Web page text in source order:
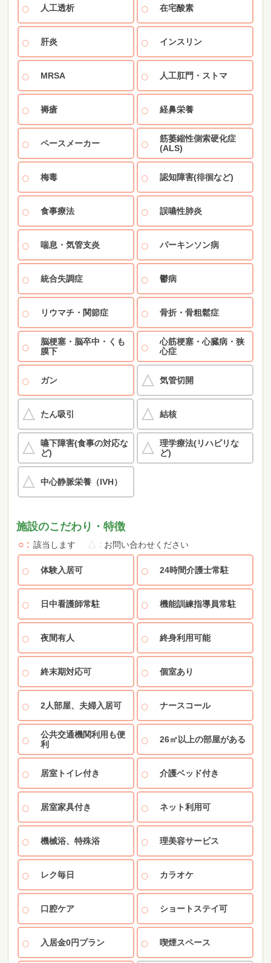
人工透析 在宅酸素
肝炎 インスリン
MRSA 人工肛門・ストマ
褥瘡 経鼻栄養
ペースメーカー
筋萎縮性側索硬化症
(ALS)
梅毒 認知障害(徘徊など)
食事療法 誤嚥性肺炎
喘息・気管支炎 パーキンソン病
統合失調症 鬱病
リウマチ・関節症 骨折・骨粗鬆症
脳梗塞・脳卒中・くも
膜下
心筋梗塞・心臓病・狭
心症
ガン 気管切開
たん吸引 結核
嚥下障害(食事の対応な
ど)
理学療法(リハビリな
ど)
中心静脈栄養（IVH）
施設のこだわり・特徴
○ 該当します △ お問い合わせください
体験入居可 24時間介護士常駐
日中看護師常駐 機能訓練指導員常駐
夜間有人 終身利用可能
終末期対応可 個室あり
2人部屋、夫婦入居可 ナースコール
公共交通機関利用も便
利
26㎡以上の部屋がある
居室トイレ付き 介護ベッド付き
居室家具付き ネット利用可
機械浴、特殊浴 理美容サービス
レク毎日 カラオケ
口腔ケア ショートステイ可
入居金0円プラン 喫煙スペース